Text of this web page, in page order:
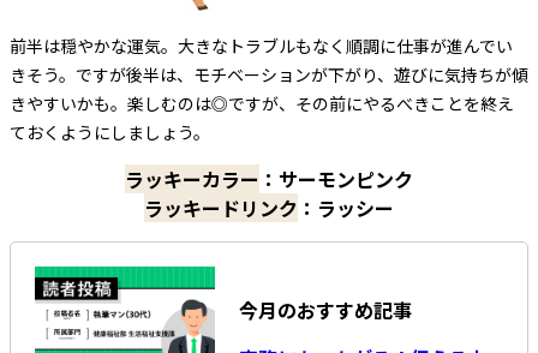
前半は穏やかな運気。大きなトラブルもなく順調に仕事が進んでい
きそう。ですが後半は、モチベーションが下がり、遊びに気持ちが傾
きやすいかも。楽しむのは◎ですが、その前にやるべきことを終え
ておくようにしましょう。
ラッキーカラー ：サーモンピンク
ラッキードリンク ：ラッシー
今月のおすすめ記事